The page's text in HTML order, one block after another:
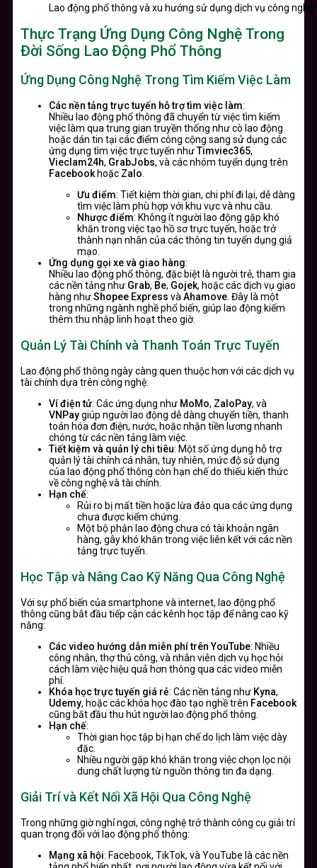
Lao động phổ thông và xu hướng sử dụng dịch vụ công
Thực Trạng Ứng Dụng Công Nghệ Trong
Đời Sống Lao Động Phổ Thông
Ứng Dụng Công Nghệ Trong Tìm Kiếm Việc Làm
Các nền tảng trực tuyến hỗ trợ tìm việc làm:
Nhiều lao động phổ thông đã chuyển từ việc tìm kiếm
việc làm qua trung gian truyền thống như cò lao động
hoặc dán tin tại các điểm công cộng sang sử dụng các
ứng dụng tìm việc trực tuyến nhưTimviec365,
Vieclam24h, GrabJobs, và các nhóm tuyển dụng trên
Facebookhoặc Zalo.
Ưu điểm: Tiết kiệm thời gian, chi phí đi lại, dễ dàng
tìm việc làm phù hợp với khu vực và nhu cầu.
Nhược điểm: Không ít người lao động gặp khó
khăn trong việc tạo hồ sơ trực tuyến, hoặc trở
thành nạn nhân của các thông tin tuyển dụng giả
mạo.
Ứng dụng gọi xe và giao hàng:
Nhiều lao động phổ thông, đặc biệt là người trẻ, tham gia
các nền tảng như Grab, Be, Gojek, hoặc các dịch vụ giao
hàng nhưShopee Express vàAhamove. Đây là một
trong những ngành nghề phổ biến, giúp lao động kiếm
thêm thu nhập linh hoạt theo giờ.
Quản Lý Tài Chính và Thanh Toán Trực Tuyến
Lao động phổ thông ngày càng quen thuộc hơn với các dịch vụ
tài chính dựa trên công nghệ:
Ví điện tử: Các ứng dụng như MoMo, ZaloPay, và
VNPaygiúp người lao động dễ dàng chuyển tiền, thanh
toán hóa đơn điện, nước, hoặc nhận tiền lương nhanh
chóng từ các nền tảng làm việc.
Tiết kiệm và quản lý chi tiêu: Một số ứng dụng hỗ trợ
quản lý tài chính cá nhân, tuy nhiên, mức độ sử dụng
của lao động phổ thông còn hạn chế do thiếu kiến thức
về công nghệ và tài chính.
Hạn chế:
Rủi ro bị mất tiền hoặc lừa đảo qua các ứng dụng
chưa được kiểm chứng.
Một bộ phận lao động chưa có tài khoản ngân
hàng, gây khó khăn trong việc liên kết với các nền
tảng trực tuyến.
Học Tập và Nâng Cao Kỹ Năng Qua Công Nghệ
Với sự phổ biến của smartphone và internet, lao động phổ
thông cũng bắt đầu tiếp cận các kênh học tập để nâng cao kỹ
năng:
Các video hướng dẫn miễn phí trên YouTube: Nhiều
công nhân, thợ thủ công, và nhân viên dịch vụ học hỏi
cách làm việc hiệu quả hơn thông qua các video miễn
phí.
Khóa học trực tuyến giá rẻ: Các nền tảng như Kyna,
Udemy, hoặc các khóa học đào tạo nghề trên Facebook
cũng bắt đầu thu hút người lao động phổ thông.
Hạn chế:
Thời gian học tập bị hạn chế do lịch làm việc dày
đặc.
Nhiều người gặp khó khăn trong việc chọn lọc nội
dung chất lượng từ nguồn thông tin đa dạng.
Giải Trí và Kết Nối Xã Hội Qua Công Nghệ
Trong những giờ nghỉ ngơi, công nghệ trở thành công cụ giải trí
quan trọng đối với lao động phổ thông:
Mạng xã hội: Facebook, TikTok, và YouTube là các nền